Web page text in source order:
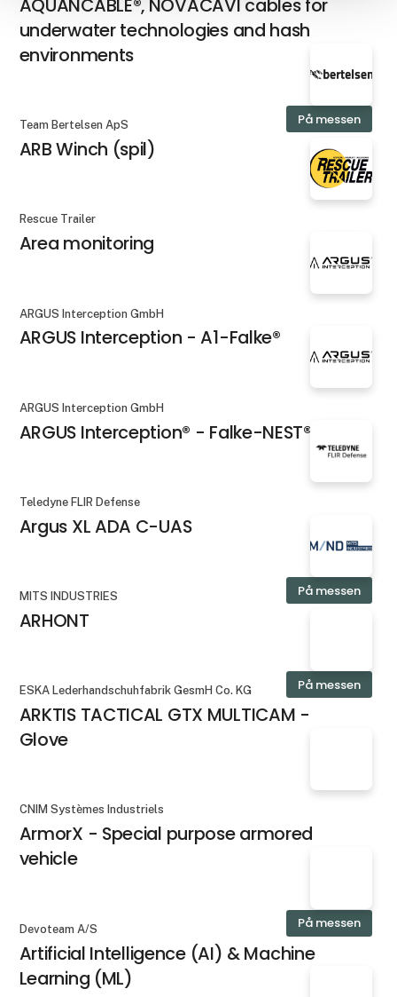
AQUANCABLE®, NOVACAVI cables for
underwater technologies and hash
environments
På messen
Team Bertelsen ApS
ARB Winch (spil)
Rescue Trailer
Area monitoring
ARGUS Interception GmbH
ARGUS Interception - A1-Falke®
ARGUS Interception GmbH
ARGUS Interception® - Falke-NEST®
Teledyne FLIR Defense
Argus XL ADA C-UAS
På messen
MITS INDUSTRIES
ARHONT
På messen
ESKA Lederhandschuhfabrik GesmH Co. KG
ARKTIS TACTICAL GTX MULTICAM -
Glove
CNIM Systèmes Industriels
ArmorX - Special purpose armored
vehicle
På messen
Devoteam A/S
Artificial Intelligence (AI) & Machine
Learning (ML)